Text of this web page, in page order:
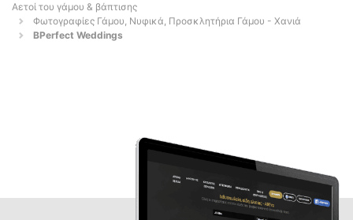
Αετοί του γάμου & βάπτισης
Φωτογραφίες Γάμου, Νυφικά, Προσκλητήρια Γάμου - Χανιά
BPerfect Weddings